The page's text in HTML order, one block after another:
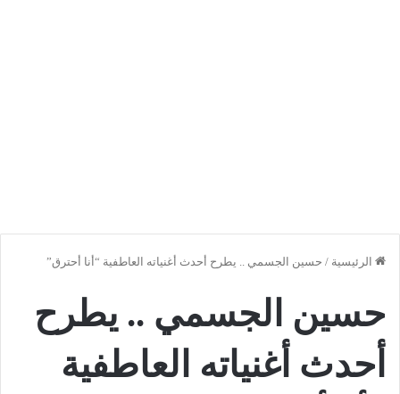
الرئيسية / حسين الجسمي .. يطرح أحدث أغنياته العاطفية “أنا أحترق”
حسين الجسمي .. يطرح
أحدث أغنياته العاطفية